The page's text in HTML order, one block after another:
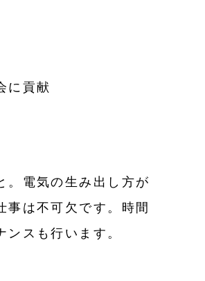
に貢献
。電気の生み出し方が
事は不可欠です。時間
スも行います。